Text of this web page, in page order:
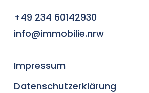
+49 234 60142930
info@immobilie.nrw
Impressum
Datenschutzerklärung